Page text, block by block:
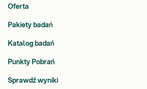
Oferta
Pakiety badań
Katalog badań
Punkty Pobrań
Sprawdź wyniki